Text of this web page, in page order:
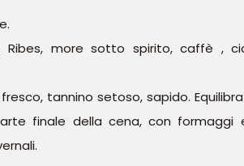
Ribes, more sotto spirito, caffè ,
tannino setoso, sapido.
finale della cena, con formaggi